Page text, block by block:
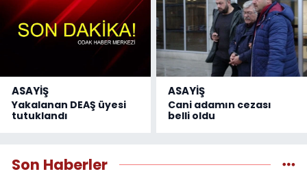
ASAYİŞ
Yakalanan DEAŞ üyesi
tutuklandı
ASAYİŞ
Cani adamın cezası
belli oldu
Son Haberler